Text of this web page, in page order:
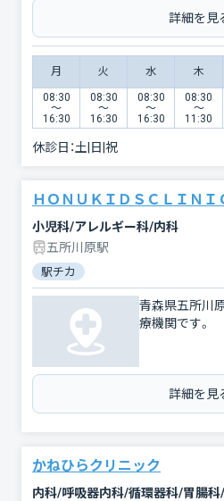
詳細を見
月 火 水 木
08:30
〜
16:30
08:30
〜
16:30
08:30
〜
16:30
08:30
〜
11:30
休診日：土|日|祝
ＨＯＮＵＫＩＤＳＣＬＩＮＩ
小児科/アレルギー科/内科
五所川原駅
駅チカ
青森県五所川
療機関です。
詳細を見
かねひらクリニック
内科/呼吸器内科/循環器科/胃腸科